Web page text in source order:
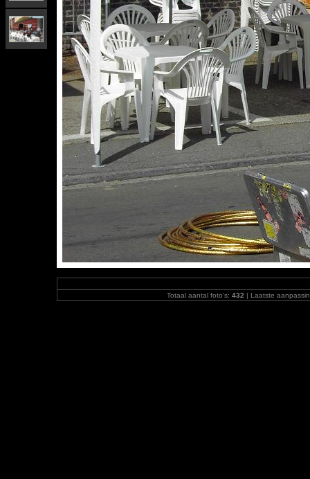
Totaal aantal foto's: 432 | Laatste